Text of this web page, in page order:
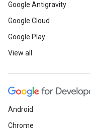
Google Antigravity
Google Cloud
Google Play
View all
Android
Chrome